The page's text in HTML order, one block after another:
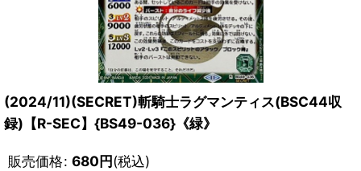
(2024/11)(SECRET)斬騎士ラグマンティス(BSC44収
録)【R-SEC】{BS49-036}《緑》
販売価格: 680円(税込)